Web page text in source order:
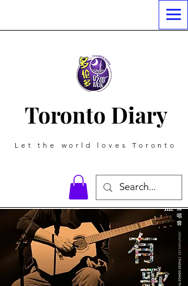
Toronto Diary
Let the world loves Toronto